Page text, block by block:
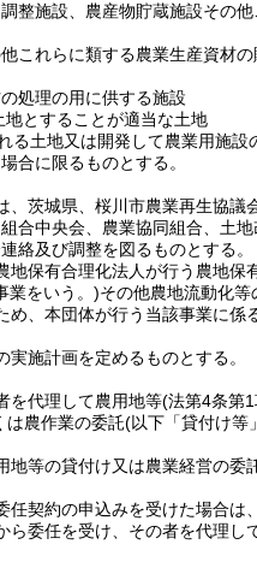
整施設、農産物貯蔵施設その
これらに類する農業生産資材
処理の用に供する施設
とすることが適当な土地
る土地又は開発して農業用施
合に限るものとする。
茨城県、桜川市農業再生協
合中央会、農業協同組合、土
絡及び調整を図るものとする。
保有合理化法人が行う農地保
業をいう。)その他農地流動化等
、本団体が行う当該事業に係
施計画を定めるものとする。
を代理して農用地等(法第4条第
は農作業の委託(以下「貸付け等
等の貸付け又は農業経営の委
契約の申込みを受けた場合は
委任を受け、その者を代理し